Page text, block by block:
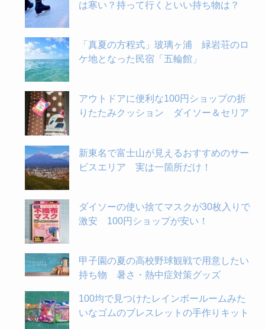
は寒い？持って行くといい持ち物は？
「真夏の方程式」玻璃ヶ浦 緑岩荘のロ
ケ地となった民宿「五輪館」
アウトドアに便利な100円ショップの折
りたたみクッション ダイソー＆セリア
新東名で富士山が見えるおすすめのサー
ビスエリア 実は一箇所だけ！
ダイソーの使い捨てマスクが30枚入りで
激安 100円ショップが安い！
甲子園の夏の高校野球観戦で用意したい
持ち物 暑さ・熱中症対策グッズ
100均で見つけたレインボールームみた
いなゴムのブレスレットの手作りキット